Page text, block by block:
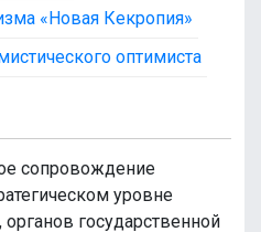
«Новая Кекропия»
оптимиста
сопровождение
уровне
государственной